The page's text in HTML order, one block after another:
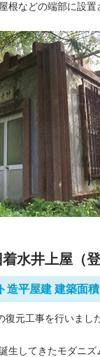
根などの端部に設置
水井上屋（
造平屋建 建築面
元工事を行いました
生してきたモダニ